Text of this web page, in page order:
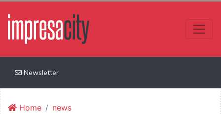
Newsletter
Home
news